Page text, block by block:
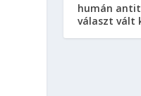
humán
választ vált